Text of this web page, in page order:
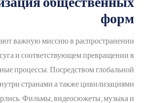
форм
важную миссию в распространении
и соответствующем превращении в
процессы. Посредством глобальной
странами а также цивилизациями
Фильмы, видеосюжеты, музыка и